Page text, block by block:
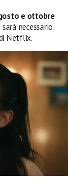
e ottobre
sarà necessario
Netflix.